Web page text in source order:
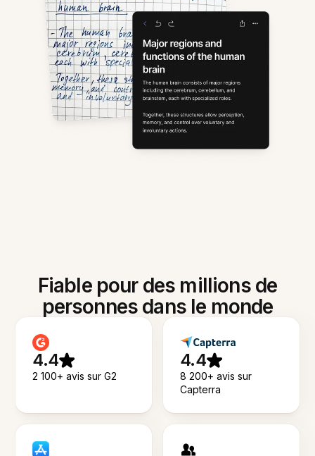
Fiable pour des millions de
personnes dans le monde
4.4
2 100+ avis sur G2
4.4
8 200+ avis sur
Capterra